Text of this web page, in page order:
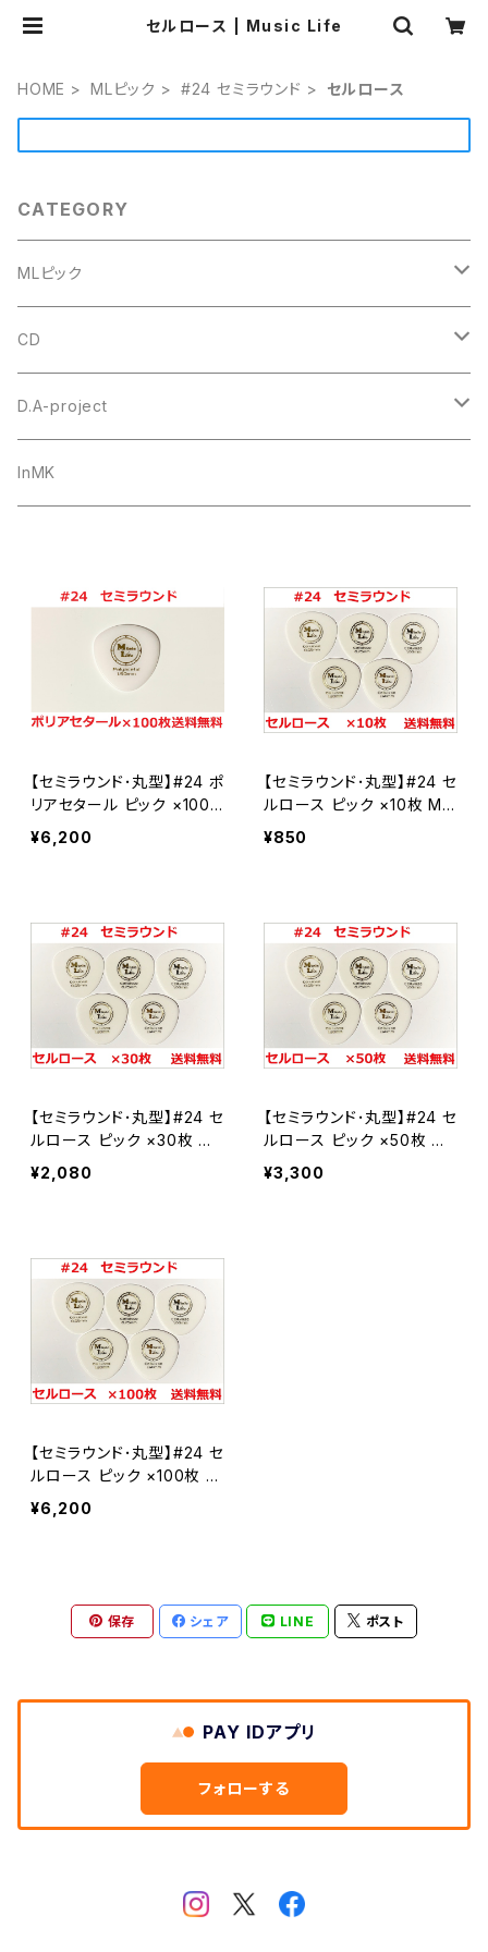
セルロース | Music Life
HOME MLピック #24 セミラウンド セルロース
CATEGORY
MLピック
#4 ミニトライアングル
セルロース
ポリアセタール
ウルテム
Triangle トライアングル オニギリ
JAZZ XL ジャズ
＃1 トライアングル
ポリアセタール
セルロース
＃7 スモールティアドロップ
ポリアセタール
#14 スモールトライアングル
ポリアセタール
セルロース
#19 ホームベース
ポリアセタール
Polyacetal ポリアセタール
Celllose セルロース
#23-2 JAZZ3
Celllose セルロース
Polyacetal ポリアセタール
#24 セミラウンド
セルロース
ポリアセタール
PPS
#9 ビッグマンドリン
ポリアセタール
セルロース
ポリアセタール
#31 BCR
セルロース
ポリアセタール
#2 トライアングル2
セルロース
ポリアセタール
#5 ティアドロップ2
セルロース
CD
トゥクトゥクスキップ
goh
D.A-project
オリジナル
シールド
InMK
【セミラウンド･丸型】#24 ポ
リアセタール ピック ×100
枚 MLピック【送料込み】
¥6,200
【セミラウンド･丸型】#24 セ
ルロース ピック ×10枚 ML
ピック【送料込み】
¥850
【セミラウンド･丸型】#24 セ
ルロース ピック ×30枚 ML
ピック【送料込み】
¥2,080
【セミラウンド･丸型】#24 セ
ルロース ピック ×50枚 ML
ピック【送料込み】
¥3,300
【セミラウンド･丸型】#24 セ
ルロース ピック ×100枚 M
Lピック【送料込み】
¥6,200
保存 シェア LINE ポスト
PAY IDアプリ
フォローする